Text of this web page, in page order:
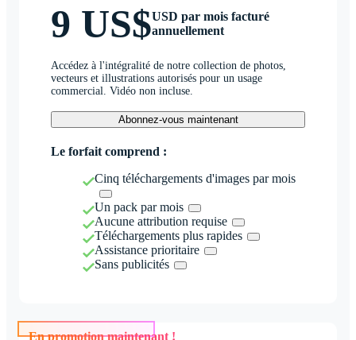
9 US$USD par mois facturé
annuellement
Accédez à l'intégralité de notre collection de photos,
vecteurs et illustrations autorisés pour un usage
commercial. Vidéo non incluse.
Abonnez-vous maintenant
Le forfait comprend :
Cinq téléchargements d'images par mois
Un pack par mois
Aucune attribution requise
Téléchargements plus rapides
Assistance prioritaire
Sans publicités
En promotion maintenant !